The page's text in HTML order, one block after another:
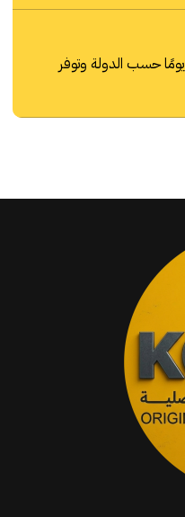
تتراوح مدة الشحن من 10 إلى 15 يومًا حسب الدولة وتوفر